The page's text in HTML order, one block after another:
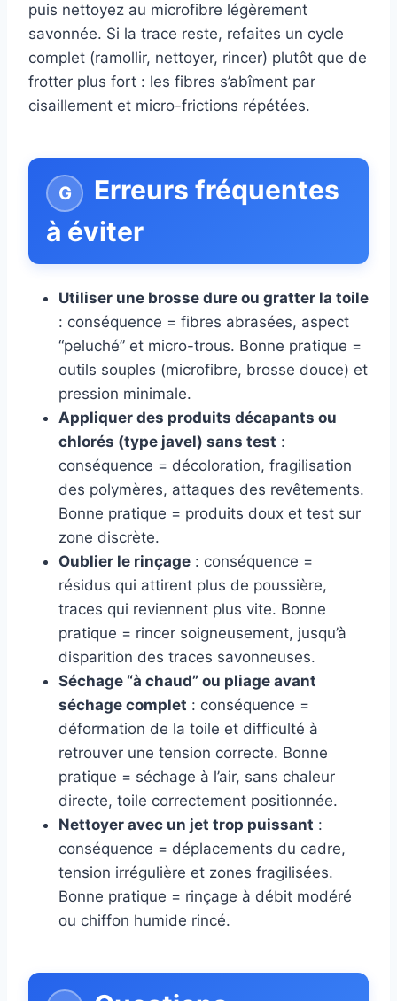
puis nettoyez au microfibre légèrement
savonnée. Si la trace reste, refaites un cycle
complet (ramollir, nettoyer, rincer) plutôt que de
frotter plus fort : les fibres s’abîment par
cisaillement et micro-frictions répétées.
Erreurs fréquentes
à éviter
Utiliser une brosse dure ou gratter la toile
: conséquence = fibres abrasées, aspect
“peluché” et micro-trous. Bonne pratique =
outils souples (microfibre, brosse douce) et
pression minimale.
Appliquer des produits décapants ou
chlorés (type javel) sans test :
conséquence = décoloration, fragilisation
des polymères, attaques des revêtements.
Bonne pratique = produits doux et test sur
zone discrète.
Oublier le rinçage : conséquence =
résidus qui attirent plus de poussière,
traces qui reviennent plus vite. Bonne
pratique = rincer soigneusement, jusqu’à
disparition des traces savonneuses.
Séchage “à chaud” ou pliage avant
séchage complet : conséquence =
déformation de la toile et difficulté à
retrouver une tension correcte. Bonne
pratique = séchage à l’air, sans chaleur
directe, toile correctement positionnée.
Nettoyer avec un jet trop puissant :
conséquence = déplacements du cadre,
tension irrégulière et zones fragilisées.
Bonne pratique = rinçage à débit modéré
ou chiffon humide rincé.